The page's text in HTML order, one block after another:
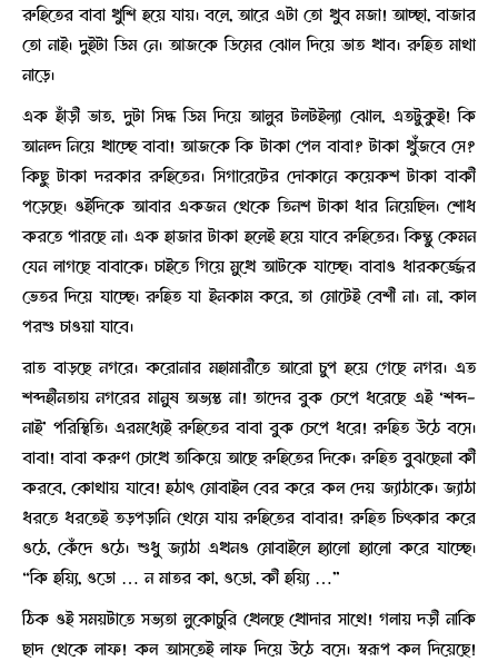
রুহিতের বাবা খুশি হয়ে যায়। বলে, আরে এটা তো খুব মজা! আচ্ছা, বাজার
তো নাই। দুইটা ডিম নে। আজকে ডিমের ঝোল দিয়ে ভাত খাব। রুহিত মাথা
নাড়ে।
এক হাঁড়ী ভাত, দুটা সিদ্ধ ডিম দিয়ে আলুর টলটইল্যা ঝোল, এতটুকুই! কি
আনন্দ নিয়ে খাচ্ছে বাবা! আজকে কি টাকা পেল বাবা? টাকা খুঁজবে সে?
কিছু টাকা দরকার রুহিতের। সিগারেটের দোকানে কয়েকশ টাকা বাকী
পড়েছে। ওইদিকে আবার একজন থেকে তিনশ টাকা ধার নিয়েছিল। শোধ
করতে পারছে না। এক হাজার টাকা হলেই হয়ে যাবে রুহিতের। কিন্তু কেমন
যেন লাগছে বাবাকে। চাইতে গিয়ে মুখে আটকে যাচ্ছে। বাবাও ধারকর্জ্জের
ভেতর দিয়ে যাচ্ছে। রুহিত যা ইনকাম করে, তা মোটেই বেশী না। না, কাল
পরশু চাওয়া যাবে।
রাত বাড়ছে নগরে। করোনার মহামারীতে আরো চুপ হয়ে গেছে নগর। এত
শব্দহীনতায় নগরের মানুষ অভ্যস্ত না! তাদের বুক চেপে ধরেছে এই ‘শব্দ-
নাই’ পরিস্থিতি। এরমধ্যেই রুহিতের বাবা বুক চেপে ধরে! রুহিত উঠে বসে।
বাবা! বাবা করুণ চোখে তাকিয়ে আছে রুহিতের দিকে। রুহিত বুঝছেনা কী
করবে, কোথায় যাবে! হঠাৎ মোবাইল বের করে কল দেয় জ্যাঠাকে। জ্যাঠা
ধরতে ধরতেই তড়পড়ানি থেমে যায় রুহিতের বাবার! রুহিত চিৎকার করে
ওঠে, কেঁদে ওঠে। শুধু জ্যাঠা এখনও মোবাইলে হ্যালো হ্যালো করে যাচ্ছে।
“কি হয়্যি, ওডো … ন মাতর কা, ওডো, কী হয়্যি …”
ঠিক ওই সময়টাতে সভ্যতা লুকোচুরি খেলছে খোদার সাথে! গলায় দড়ী নাকি
ছাদ থেকে লাফ! কল আসতেই লাফ দিয়ে উঠে বসে। স্বরূপ কল দিয়েছে!